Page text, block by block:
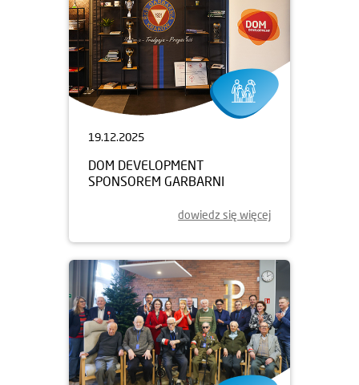
19.12.2025
DOM DEVELOPMENT
SPONSOREM GARBARNI
dowiedz się więcej